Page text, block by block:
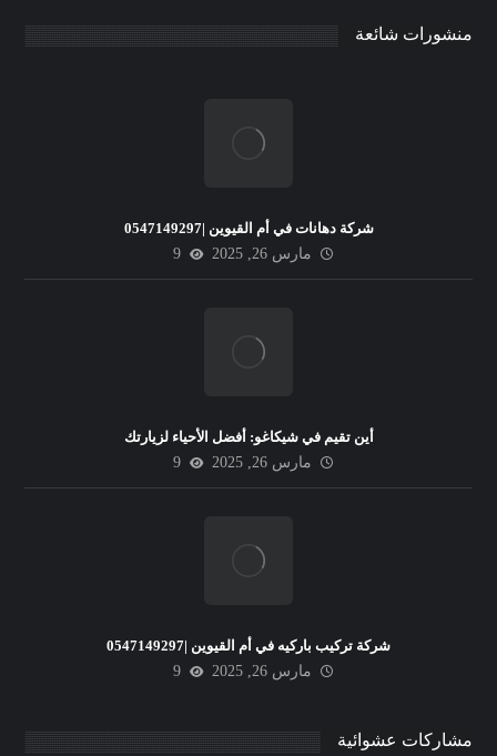
منشورات شائعة
شركة دهانات في أم القيوين |0547149297
مارس 26, 2025
9
أين تقيم في شيكاغو: أفضل الأحياء لزيارتك
مارس 26, 2025
9
شركة تركيب باركيه في أم القيوين |0547149297
مارس 26, 2025
9
مشاركات عشوائية